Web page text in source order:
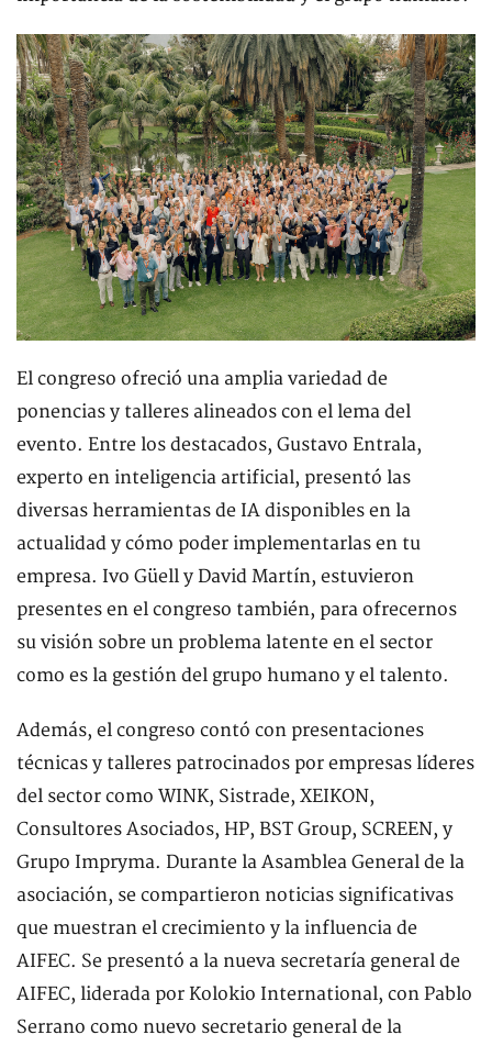
El congreso ofreció una amplia variedad de
ponencias y talleres alineados con el lema del
evento. Entre los destacados, Gustavo Entrala,
experto en inteligencia artificial, presentó las
diversas herramientas de IA disponibles en la
actualidad y cómo poder implementarlas en tu
empresa. Ivo Güell y David Martín, estuvieron
presentes en el congreso también, para ofrecernos
su visión sobre un problema latente en el sector
como es la gestión del grupo humano y el talento.
Además, el congreso contó con presentaciones
técnicas y talleres patrocinados por empresas líderes
del sector como WINK, Sistrade, XEIKON,
Consultores Asociados, HP, BST Group, SCREEN, y
Grupo Impryma. Durante la Asamblea General de la
asociación, se compartieron noticias significativas
que muestran el crecimiento y la influencia de
AIFEC. Se presentó a la nueva secretaría general de
AIFEC, liderada por Kolokio International, con Pablo
Serrano como nuevo secretario general de la